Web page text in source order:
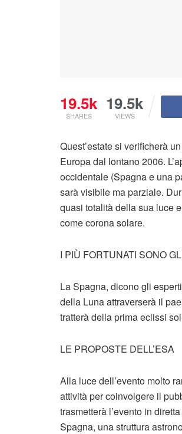
19.5k
SHARES
19.5k
VIEWS
Quest’estate si verificherà
Europa dal lontano 2006.
occidentale (Spagna e una
sarà visibile ma parziale.
quasi totalità della sua luce
come corona solare.
I PIÙ FORTUNATI SONO
La Spagna, dicono gli
della Luna attraverserà il
tratterà della prima eclissi
LE PROPOSTE DELL’ESA
Alla luce dell’evento molto
attività per coinvolgere il
trasmetterà l’evento in
Spagna, una struttura